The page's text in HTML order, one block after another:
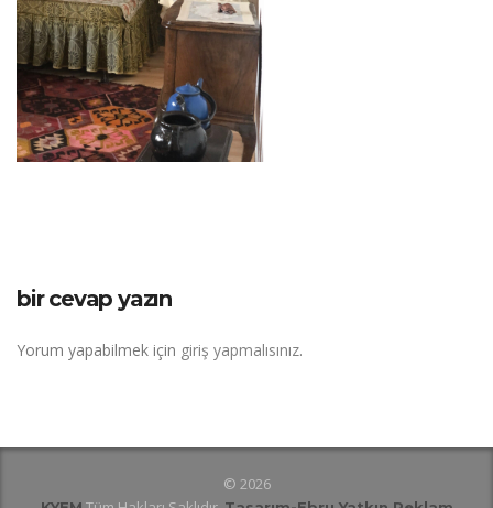
bir cevap yazın
Yorum yapabilmek için giriş yapmalısınız.
© 2026